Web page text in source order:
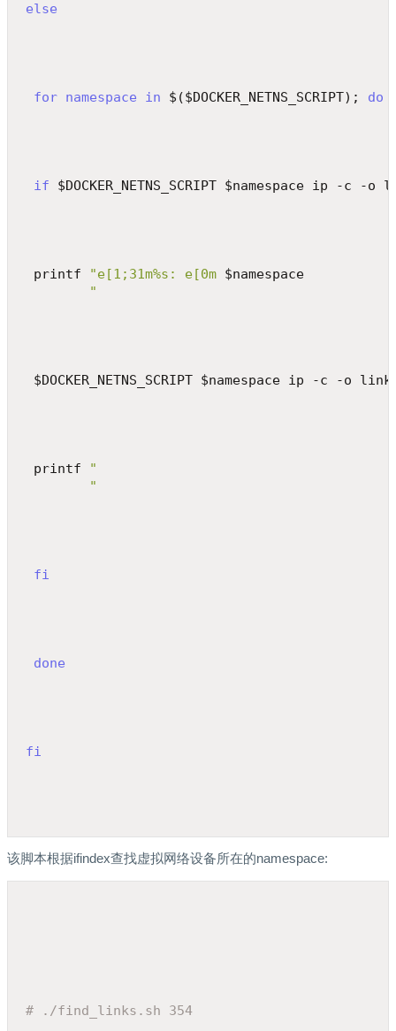
else
for namespace in $($DOCKER_NETNS_SCRIPT); do
if $DOCKER_NETNS_SCRIPT $namespace ip -c
printf
"e[1;31m%s: e[0m
"
$namespace
$DOCKER_NETNS_SCRIPT $namespace ip -c -o
printf
"
"
fi
done
fi
该脚本根据ifindex查找虚拟网络设备所在的namespace:
# ./find_links.sh 354